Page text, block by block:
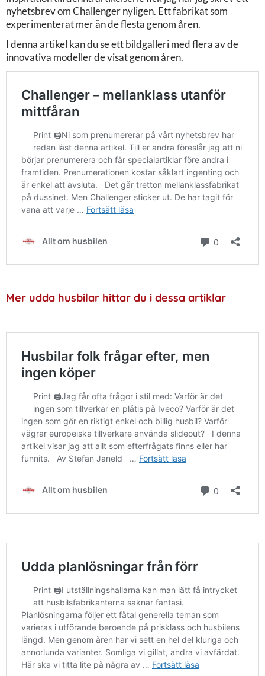
nyhetsbrev om Challenger nyligen. Ett fabrikat som
experimenterat mer än de flesta genom åren.
I denna artikel kan du se ett bildgalleri med flera av de
innovativa modeller de visat genom åren.
Mer udda husbilar hittar du i dessa artiklar